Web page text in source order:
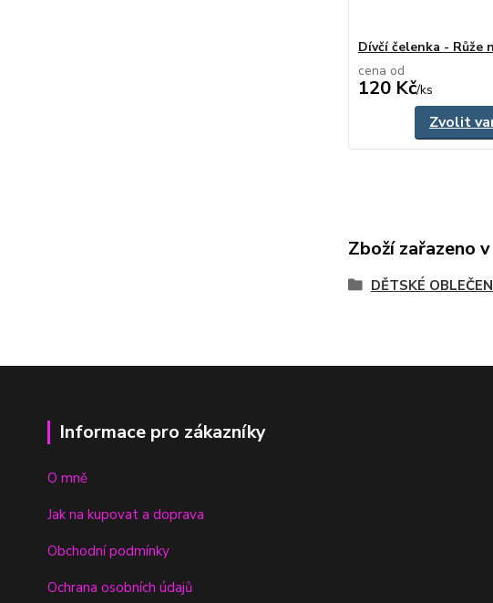
Dívčí čelenka - Růže
cena od
120 Kč/ks
Zvolit
Zboží zařazeno
DĚTSKÉ
Informace pro zákazníky
O mně
Jak na kupovat a doprava
Obchodní podmínky
Ochrana osobních údajů